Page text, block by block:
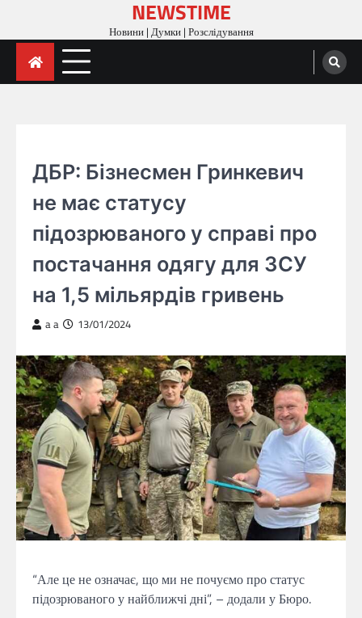
content
NEWSTIME
Новини | Думки | Розслідування
ДБР: Бізнесмен Гринкевич
не має статусу
підозрюваного у справі про
постачання одягу для ЗСУ
на 1,5 мільярдів гривень
a a 13/01/2024
“Але це не означає, що ми не почуємо про статус
підозрюваного у найближчі дні”, – додали у Бюро.